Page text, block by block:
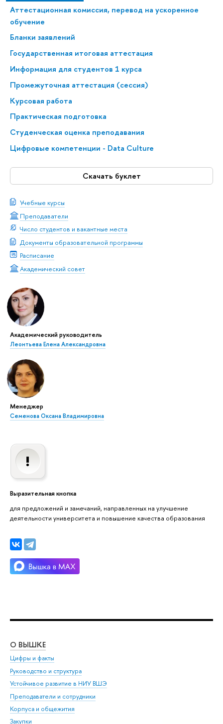
Аттестационная комиссия, перевод на ускоренное
обучение
Бланки заявлений
Государственная итоговая аттестация
Информация для студентов 1 курса
Промежуточная аттестация (сессия)
Курсовая работа
Практическая подготовка
Студенческая оценка преподавания
Цифровые компетенции - Data Culture
Скачать буклет
Учебные курсы
Преподаватели
Число студентов и вакантные места
Документы образовательной программы
Расписание
Академический совет
Академический руководитель
Леонтьева Елена Александровна
Менеджер
Семенова Оксана Владимировна
Выразительная кнопка
для предложений и замечаний, направленных на улучшение
деятельности университета и повышение качества образования
О ВЫШКЕ
Цифры и факты
Руководство и структура
Устойчивое развитие в НИУ ВШЭ
Преподаватели и сотрудники
Корпуса и общежития
Закупки